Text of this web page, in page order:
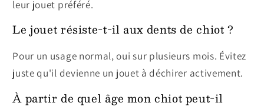
leur jouet préféré.
Le jouet résiste-t-il aux dents de chiot ?
Pour un usage normal, oui sur plusieurs mois. Évitez
juste qu'il devienne un jouet à déchirer activement.
À partir de quel âge mon chiot peut-il